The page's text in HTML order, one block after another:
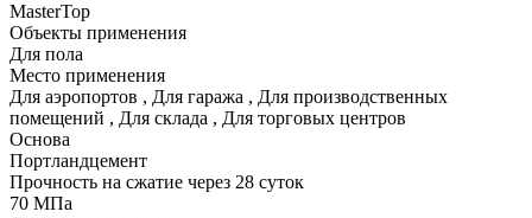
MasterTop
Объекты применения
Для пола
Место применения
Для аэропортов , Для гаража , Для производственных
помещений , Для склада , Для торговых центров
Основа
Портландцемент
Прочность на сжатие через 28 суток
70 МПа